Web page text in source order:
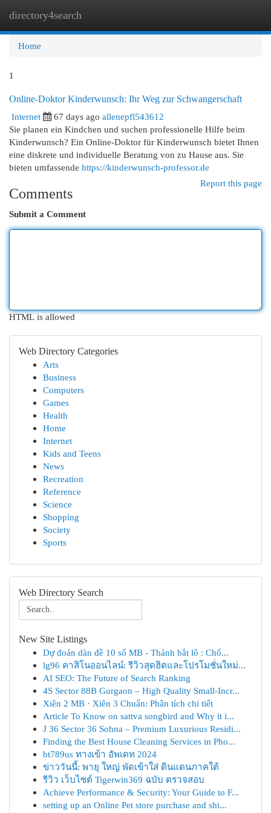
directory4search
Home
1
Online-Doktor Kinderwunsch: Ihr Weg zur Schwangerschaft
Internet
67 days ago allenepfl543612
Sie planen ein Kindchen und suchen professionelle Hilfe beim
Kinderwunsch? Ein Online-Doktor für Kinderwunsch bietet Ihnen
eine diskrete und individuelle Beratung von zu Hause aus. Sie
bieten umfassende https://kinderwunsch-professor.de
Report this page
Comments
Submit a Comment
HTML is allowed
Web Directory Categories
Arts
Business
Computers
Games
Health
Home
Internet
Kids and Teens
News
Recreation
Reference
Science
Shopping
Society
Sports
Web Directory Search
New Site Listings
Dự đoán dàn đề 10 số MB - Thánh bắt lô : Chố...
lg96 คาสิโนออนไลน์: รีวิวสุดฮิตและโปรโมชั่นใหม่...
AI SEO: The Future of Search Ranking
4S Sector 88B Gurgaon – High Quality Small-Incr...
Xiên 2 MB · Xiên 3 Chuẩn: Phân tích chi tiết
Article To Know on sattva songbird and Why it i...
J 36 Sector 36 Sohna – Premium Luxurious Residi...
Finding the Best House Cleaning Services in Pho...
bt789us ทางเข้า อัพเดท 2024
ข่าววันนี้: พายุ ใหญ่ พัดเข้าใส่ ดินแดนภาคใต้
รีวิว เว็บไซต์ Tigerwin369 ฉบับ ตรวจสอบ
Achieve Performance & Security: Your Guide to F...
setting up an Online Pet store purchase and shi...